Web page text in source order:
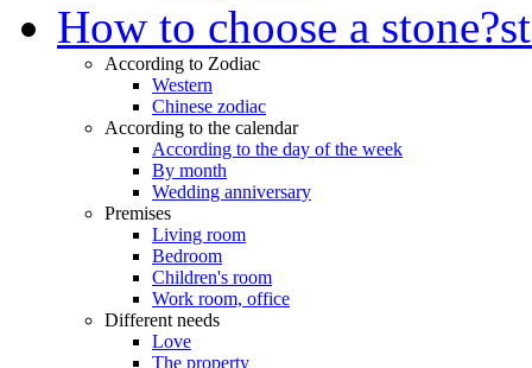
How to choose a stone?
According to Zodiac
Western
Chinese zodiac
According to the calendar
According to the day of the week
By month
Wedding anniversary
Premises
Living room
Bedroom
Children's room
Work room, office
Different needs
Love
The property